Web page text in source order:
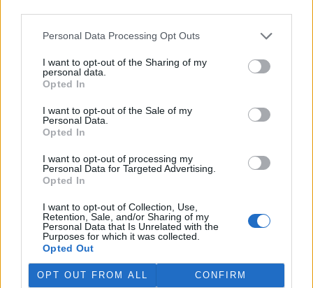
Personal Data Processing Opt Outs
I want to opt-out of the Sharing of my
personal data.
Opted In
I want to opt-out of the Sale of my
Personal Data.
Opted In
I want to opt-out of processing my
Personal Data for Targeted Advertising.
Opted In
I want to opt-out of Collection, Use,
Retention, Sale, and/or Sharing of my
Personal Data that Is Unrelated with the
Purposes for which it was collected.
Opted Out
OPT OUT FROM ALL CONFIRM
pronásledovali velrybáře
Islandské úřady nařídily
vyhoštění 21 aktivistů
pobřežní stráž s policií zabavily
jejich loď, která pronásledovala velrybářské plavidlo. Pasažéři lodi
patřící nadaci kanadsko-amerického ekologického aktivisty Paula
palubě nebyl. Píše o tom agentura AFP s odvoláním na islandskou
policii.
Záchranná stanice v Praze přijímá kvůli vedrům více
volně žijících zvířat
5.8.2026 17:40 | PRAHA (
teplotám pracovníci pražské